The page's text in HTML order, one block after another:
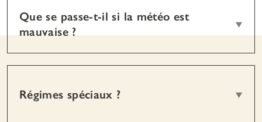
Que se passe-t-il si la météo est
mauvaise ?
Régimes spéciaux ?